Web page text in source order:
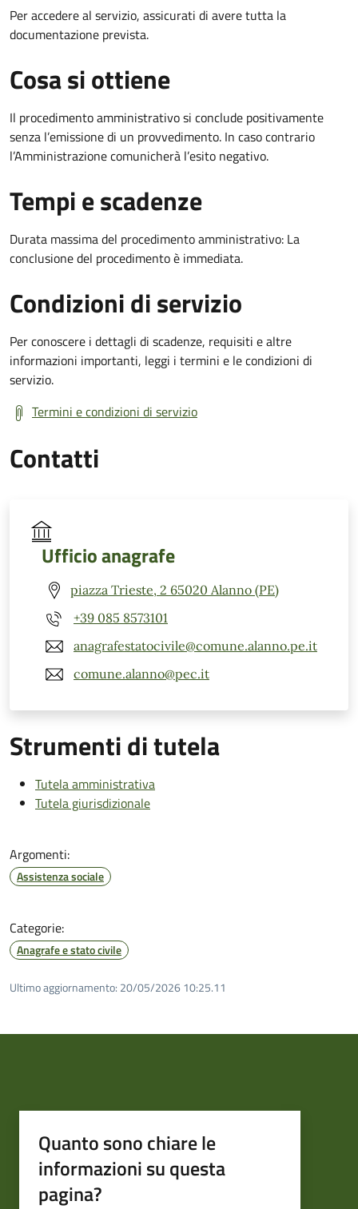
Per accedere al servizio, assicurati di avere tutta la
documentazione prevista.
Cosa si ottiene
Il procedimento amministrativo si conclude positivamente
senza l’emissione di un provvedimento. In caso contrario
l’Amministrazione comunicherà l’esito negativo.
Tempi e scadenze
Durata massima del procedimento amministrativo: La
conclusione del procedimento è immediata.
Condizioni di servizio
Per conoscere i dettagli di scadenze, requisiti e altre
informazioni importanti, leggi i termini e le condizioni di
servizio.
Termini e condizioni di servizio
Contatti
Ufficio anagrafe
piazza Trieste, 2 65020 Alanno (PE)
+39 085 8573101
anagrafestatocivile@comune.alanno.pe.it
comune.alanno@pec.it
Strumenti di tutela
Tutela amministrativa
Tutela giurisdizionale
Argomenti:
Assistenza sociale
Categorie:
Anagrafe e stato civile
Ultimo aggiornamento: 20/05/2026 10:25.11
Quanto sono chiare le
informazioni su questa
pagina?